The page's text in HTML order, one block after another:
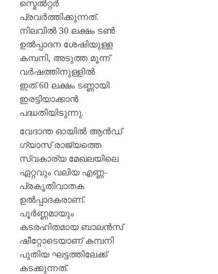
സ്മെല്‍റ്റര്‍
പ്രവര്‍ത്തിക്കുന്നത്.
നിലവില്‍ 30 ലക്ഷം ടണ്‍
ഉല്‍പ്പാദന ശേഷിയുള്ള
കമ്പനി, അടുത്ത മൂന്ന്
വര്‍ഷത്തിനുള്ളില്‍
ഇത് 60 ലക്ഷം ടണ്ണായി
ഇരട്ടിയാക്കാന്‍
പദ്ധതിയിടുന്നു.
വേദാന്ത ഓയില്‍ ആന്‍ഡ്
ഗ്യാസ് രാജ്യത്തെ
സ്വകാര്യ മേഖലയിലെ
ഏറ്റവും വലിയ എണ്ണ-
പ്രകൃതിവാതക
ഉല്‍പ്പാദകരാണ്.
പൂര്‍ണ്ണമായും
കടരഹിതമായ ബാലന്‍സ്
ഷീറ്റോടെയാണ് കമ്പനി
പുതിയ ഘട്ടത്തിലേക്ക്
കടക്കുന്നത്.